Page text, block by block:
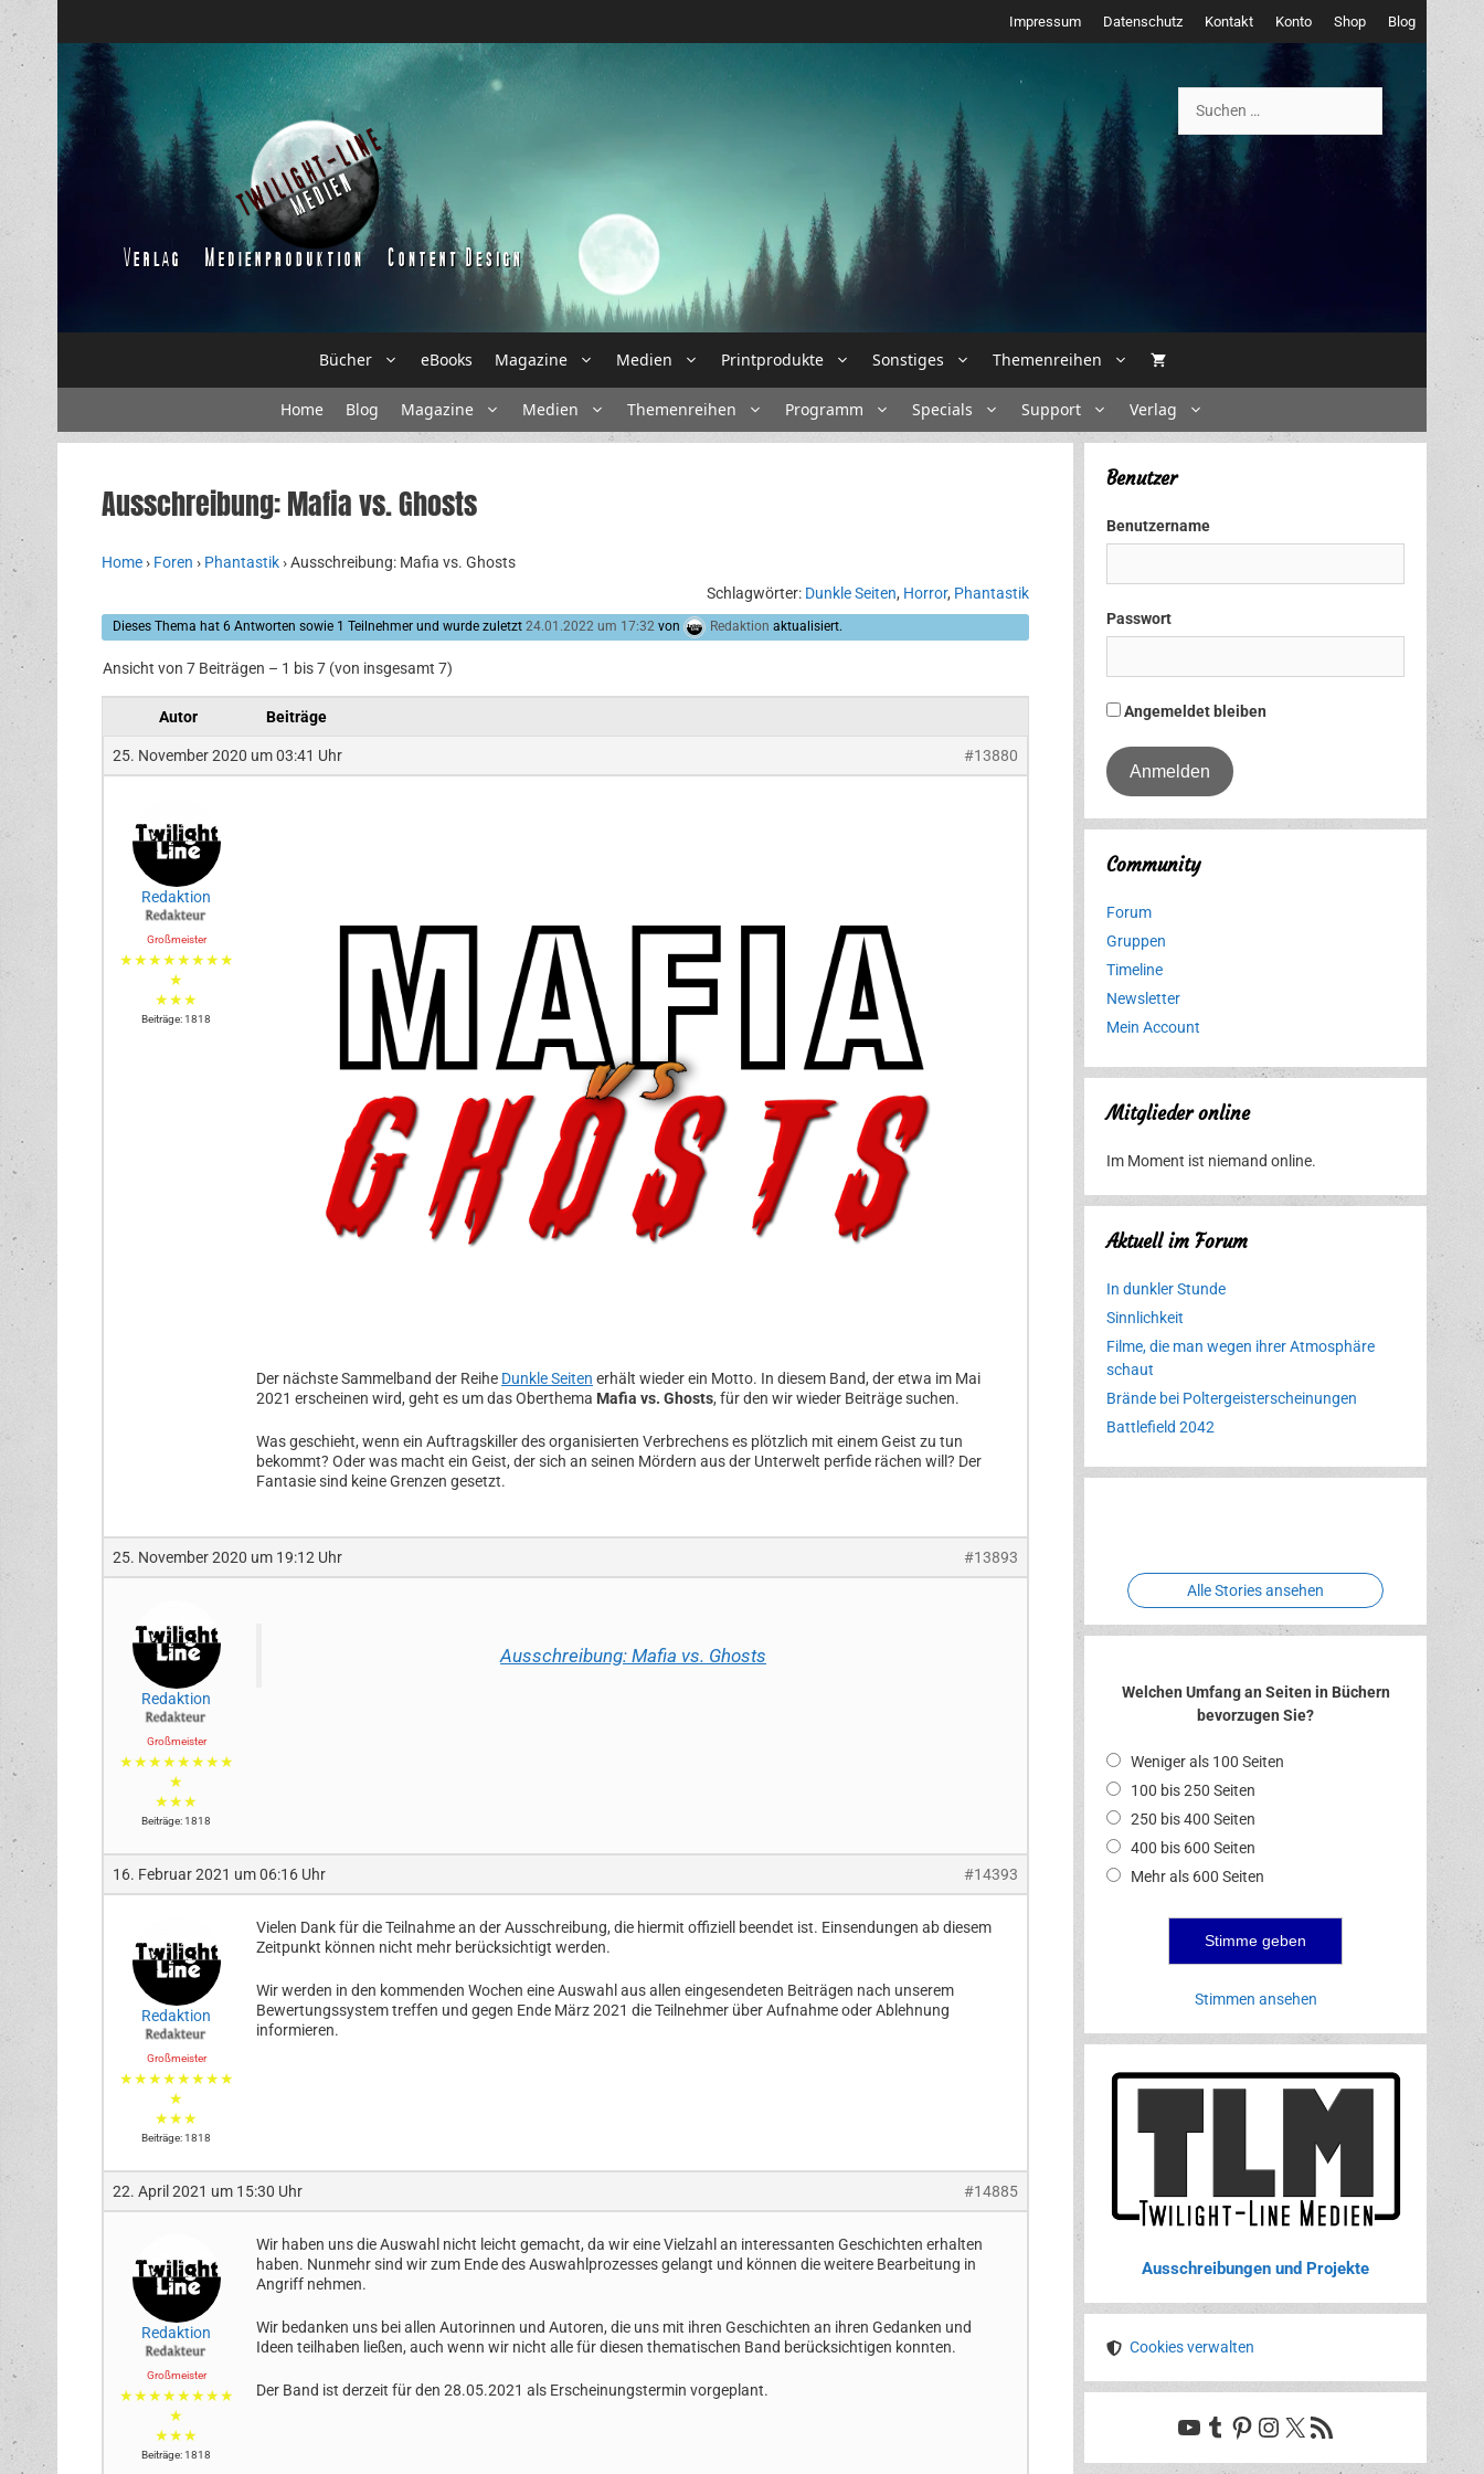
Inhalt
springen
Impressum Datenschutz Kontakt Konto Shop Blog
nach:
Bücher eBooks Magazine Medien Printprodukte Sonstiges Themenreihen
Home Blog Magazine Medien Themenreihen Programm Specials Support Verlag
Ausschreibung: Mafia vs. Ghosts
Home› Foren › Phantastik›Ausschreibung: Mafia vs. Ghosts
Schlagwörter: Dunkle Seiten, Horror, Phantastik
Dieses Thema hat 6 Antworten sowie 1 Teilnehmer und wurde zuletzt24.01.2022 um 17:32 von Redaktion aktualisiert.
Ansicht von 7 Beiträgen – 1 bis 7 (von insgesamt 7)
Autor Beiträge
25. November 2020 um 03:41 Uhr #13880
Redaktion
Großmeister
★★★★★★★★
★
★★★
Beiträge: 1818
Der nächste Sammelband der Reihe Dunkle Seiten erhält wieder ein Motto. In diesem Band, der etwa im Mai
2021 erscheinen wird, geht es um das Oberthema Mafia vs. Ghosts, für den wir wieder Beiträge suchen.
Was geschieht, wenn ein Auftragskiller des organisierten Verbrechens es plötzlich mit einem Geist zu tun
bekommt? Oder was macht ein Geist, der sich an seinen Mördern aus der Unterwelt perfide rächen will? Der
Fantasie sind keine Grenzen gesetzt.
25. November 2020 um 19:12 Uhr #13893
Redaktion
Großmeister
★★★★★★★★
★
★★★
Beiträge: 1818
Ausschreibung: Mafia vs. Ghosts
16. Februar 2021 um 06:16 Uhr #14393
Redaktion
Großmeister
★★★★★★★★
★
★★★
Beiträge: 1818
Vielen Dank für die Teilnahme an der Ausschreibung, die hiermit offiziell beendet ist. Einsendungen ab diesem
Zeitpunkt können nicht mehr berücksichtigt werden.
Wir werden in den kommenden Wochen eine Auswahl aus allen eingesendeten Beiträgen nach unserem
Bewertungssystem treffen und gegen Ende März 2021 die Teilnehmer über Aufnahme oder Ablehnung
informieren.
22. April 2021 um 15:30 Uhr #14885
Redaktion
Großmeister
★★★★★★★★
★
★★★
Beiträge: 1818
Wir haben uns die Auswahl nicht leicht gemacht, da wir eine Vielzahl an interessanten Geschichten erhalten
haben. Nunmehr sind wir zum Ende des Auswahlprozesses gelangt und können die weitere Bearbeitung in
Angriff nehmen.
Wir bedanken uns bei allen Autorinnen und Autoren, die uns mit ihren Geschichten an ihren Gedanken und
Ideen teilhaben ließen, auch wenn wir nicht alle für diesen thematischen Band berücksichtigen konnten.
Der Band ist derzeit für den 28.05.2021 als Erscheinungstermin vorgeplant.
Benutzer
Benutzername
Passwort
Angemeldet bleiben
Community
Forum
Gruppen
Timeline
Newsletter
Mein Account
Mitglieder online
Im Moment ist niemand online.
Aktuell im Forum
In dunkler Stunde
Sinnlichkeit
Filme, die man wegen ihrer Atmosphäre
schaut
Brände bei Poltergeisterscheinungen
Battlefield 2042
Erlebnispark
Verbotene
Alle Stories ansehen
Welchen Umfang an Seiten in Büchern
bevorzugen Sie?
Weniger als 100 Seiten
100 bis 250 Seiten
250 bis 400 Seiten
400 bis 600 Seiten
Mehr als 600 Seiten
Stimmen ansehen
Ausschreibungen und Projekte
Cookies verwalten
YouTube
Tumblr
Pinterest
Instagram
X RSS-Feed